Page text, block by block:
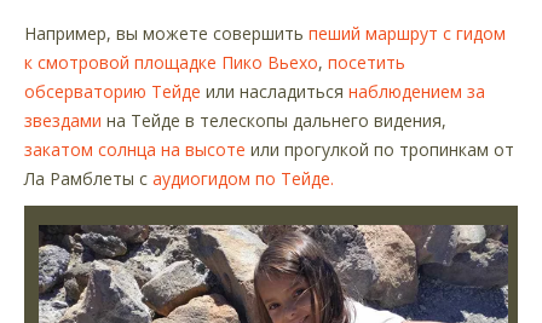
Например, вы можете совершить пеший маршрут с гидом
к смотровой площадке Пико Вьехо, посетить
обсерваторию Тейде или насладиться наблюдением за
звездами на Тейде в телескопы дальнего видения,
закатом солнца на высоте или прогулкой по тропинкам от
Ла Рамблеты с аудиогидом по Тейде.